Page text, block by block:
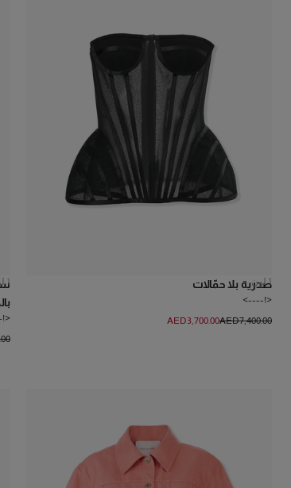
صدرية بلا حمّالات
<!---->
1 لون
AED‌7,400.00
AED‌3,700.00
>
1